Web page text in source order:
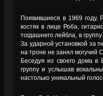
Появившиеся в 1969 году,
костяк в лице Роба,
тогдашнего лейбла, в
За ударной установкой за
на троне не занял могучий
Беседуя из своего дома в
группу и услышав
настолько уникальный